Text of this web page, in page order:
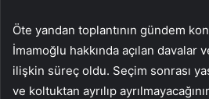
Öte yandan toplantının gündem
İmamoğlu hakkında açılan davalar
ilişkin süreç oldu. Seçim sonrası
ve koltuktan ayrılıp